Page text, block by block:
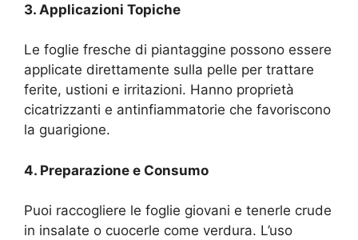
3. Applicazioni Topiche
Le foglie fresche di piantaggine possono essere
applicate direttamente sulla pelle per trattare
ferite, ustioni e irritazioni. Hanno proprietà
cicatrizzanti e antinfiammatorie che favoriscono
la guarigione.
4. Preparazione e Consumo
Puoi raccogliere le foglie giovani e tenerle crude
in insalate o cuocerle come verdura. L’uso